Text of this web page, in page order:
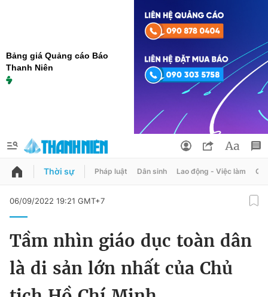
Bảng giá Quảng cáo Báo
Thanh Niên
QUẢNG CÁO
Chuyên mục khác
Đổi mật khẩu
Tin đã lưu
Tin đã xem
Thời sự Pháp luật Dân sinh Lao động - Việc làm
06/09/2022 19:21 GMT+7
Tầm nhìn giáo dục toàn dân
là di sản lớn nhất của Chủ